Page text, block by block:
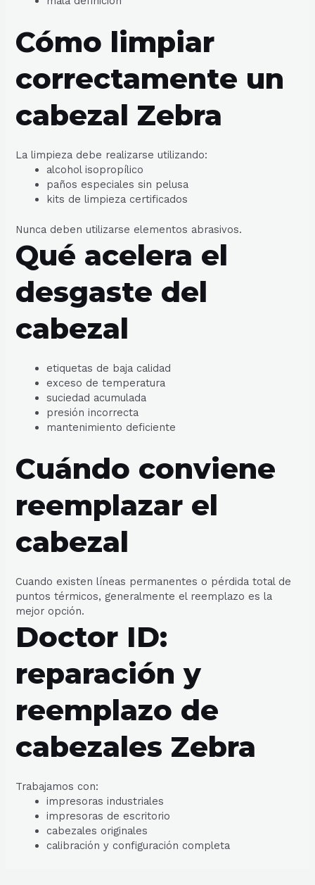
Cómo limpiar
correctamente un
cabezal Zebra
La limpieza debe realizarse utilizando:
alcohol isopropílico
paños especiales sin pelusa
kits de limpieza certificados
Nunca deben utilizarse elementos abrasivos.
Qué acelera el
desgaste del
cabezal
etiquetas de baja calidad
exceso de temperatura
suciedad acumulada
presión incorrecta
mantenimiento deficiente
Cuándo conviene
reemplazar el
cabezal
Cuando existen líneas permanentes o pérdida total de
puntos térmicos, generalmente el reemplazo es la
mejor opción.
Doctor ID:
reparación y
reemplazo de
cabezales Zebra
Trabajamos con:
impresoras industriales
impresoras de escritorio
cabezales originales
calibración y configuración completa